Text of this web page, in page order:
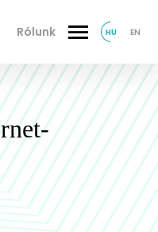
Rólunk HU EN